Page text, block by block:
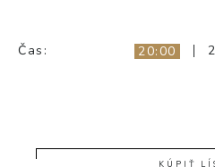
Čas: 20:00
KÚPIŤ